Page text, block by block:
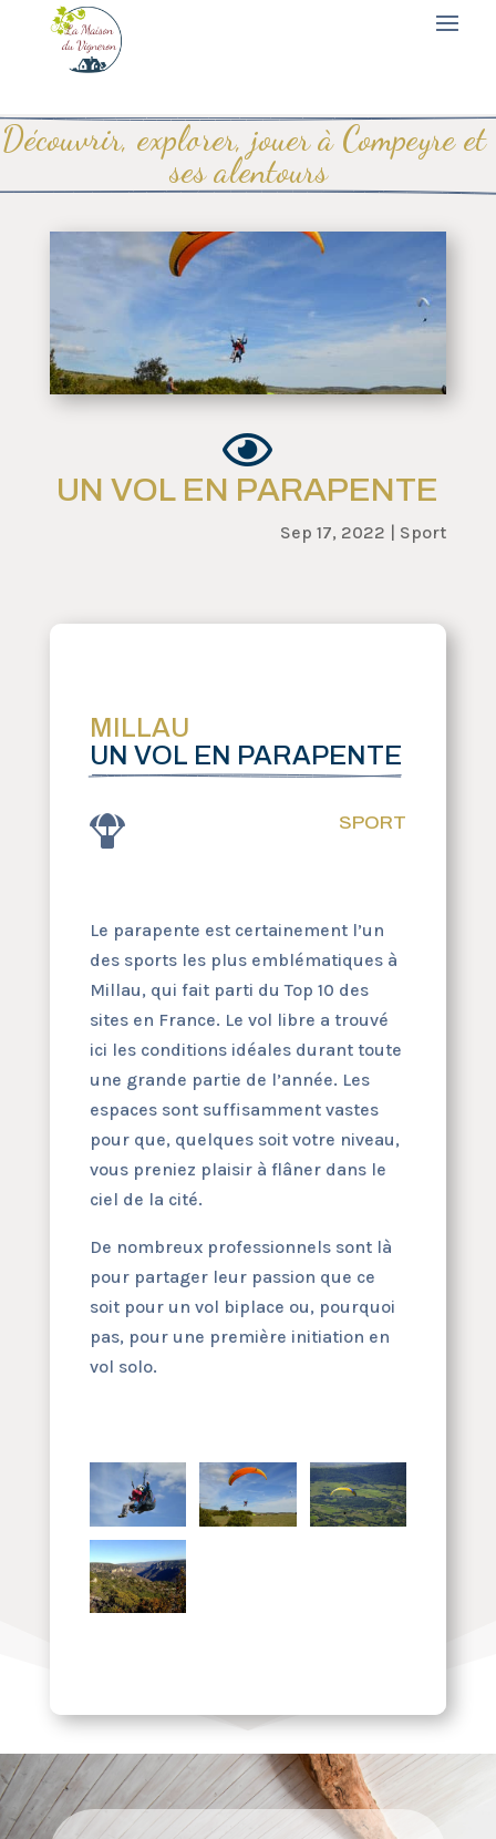
Découvrir, explorer, jouer à Compeyre et
ses alentours

UN VOL EN PARAPENTE
Sep 17, 2022 | Sport
MILLAU
UN VOL EN PARAPENTE
 SPORT
Le parapente est certainement l’un
des sports les plus emblématiques à
Millau, qui fait parti du Top 10 des
sites en France. Le vol libre a trouvé
ici les conditions idéales durant toute
une grande partie de l’année. Les
espaces sont suffisamment vastes
pour que, quelques soit votre niveau,
vous preniez plaisir à flâner dans le
ciel de la cité.
De nombreux professionnels sont là
pour partager leur passion que ce
soit pour un vol biplace ou, pourquoi
pas, pour une première initiation en
vol solo.